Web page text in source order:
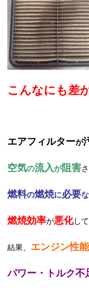
こんなにも差
エアフィルターが
空気の流入が阻害
燃料の燃焼に必要な
燃焼効率が悪化し
結果、 エンジン性
パワー・トルク不